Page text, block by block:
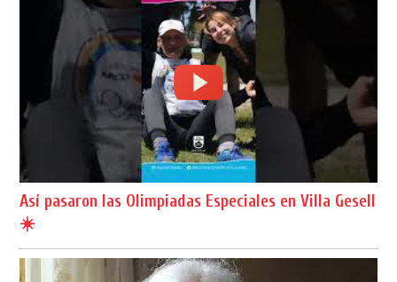
Así pasaron las Olimpiadas Especiales en Villa Gesell
☀️